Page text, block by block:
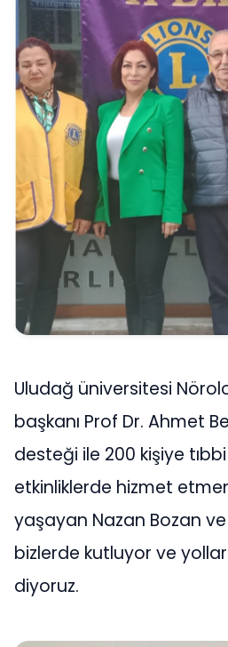
Uludağ üniversitesi
başkanı Prof Dr. Ahmet
desteği ile 200 kişiye
etkinliklerde hizmet
yaşayan Nazan Bozan ve
bizlerde kutluyor ve
diyoruz.